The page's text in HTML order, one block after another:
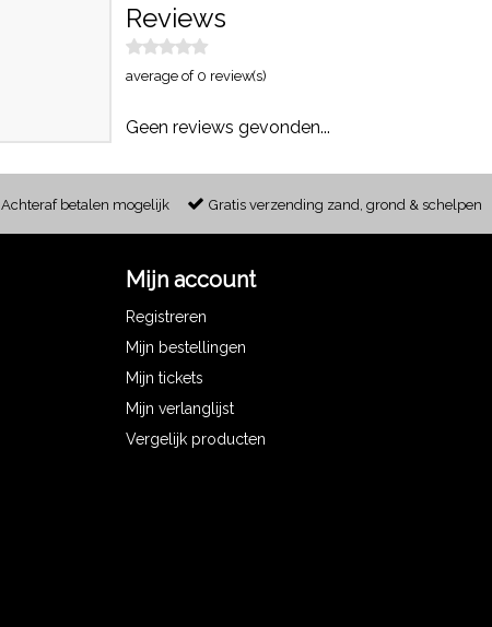
Reviews
average of 0 review(s)
Geen reviews gevonden...
Achteraf betalen mogelijk Gratis verzending zand, grond & schelpen
Mijn account
Registreren
Mijn bestellingen
Mijn tickets
Mijn verlanglijst
Vergelijk producten